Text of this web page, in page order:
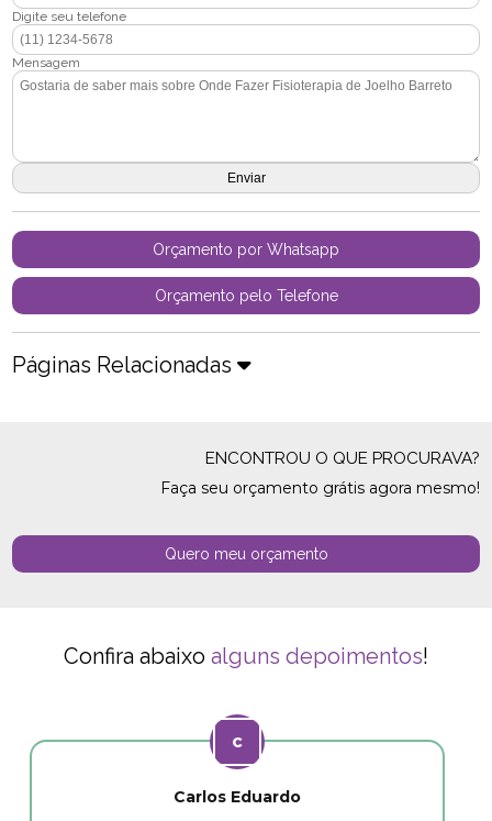
Digite seu telefone
Mensagem
Orçamento por Whatsapp
Orçamento pelo Telefone
Páginas Relacionadas
ENCONTROU O QUE PROCURAVA?
Faça seu orçamento grátis agora mesmo!
Quero meu orçamento
Confira abaixo alguns depoimentos!
Carlos Eduardo